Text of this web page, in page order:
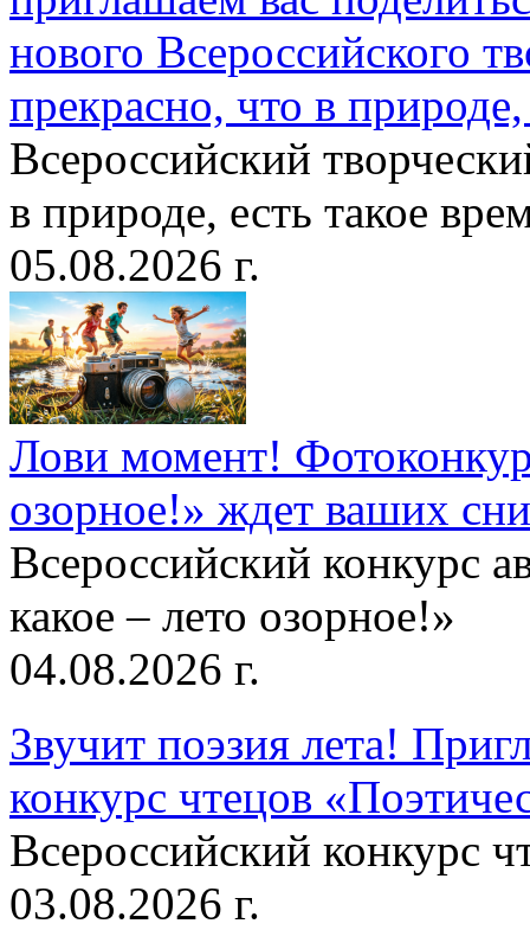
нового Всероссийского
прекрасно, что в
Всероссийский
в природе, есть такое
05.08.2026 г.
Лови момент!
озорное!» ждет ваших
Всероссийский конкурс
какое – лето озорное!»
04.08.2026 г.
Звучит поэзия лета!
конкурс чтецов
Всероссийский конкурс
03.08.2026 г.